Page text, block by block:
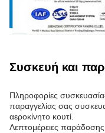
Συσκευή και
Πληροφορίες
παραγγελίας σας
αεροκίνητο κουτί.
Λεπτομέρειες